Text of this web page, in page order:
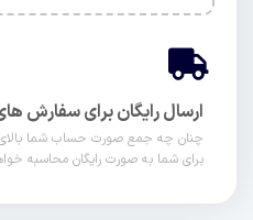
ارسال رایگان برای سفارش
چنان چه جمع صورت حساب شما
برای شما به صورت رایگان محاسبه